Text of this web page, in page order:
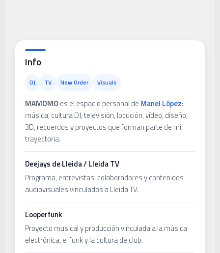
Info
DJ TV New Order Visuals
MAMOMO es el espacio personal de Manel López:
música, cultura DJ, televisión, locución, vídeo, diseño,
3D, recuerdos y proyectos que forman parte de mi
trayectoria.
Deejays de Lleida / Lleida TV
Programa, entrevistas, colaboradores y contenidos
audiovisuales vinculados a Lleida TV.
Looperfunk
Proyecto musical y producción vinculada a la música
electrónica, el funk y la cultura de club.